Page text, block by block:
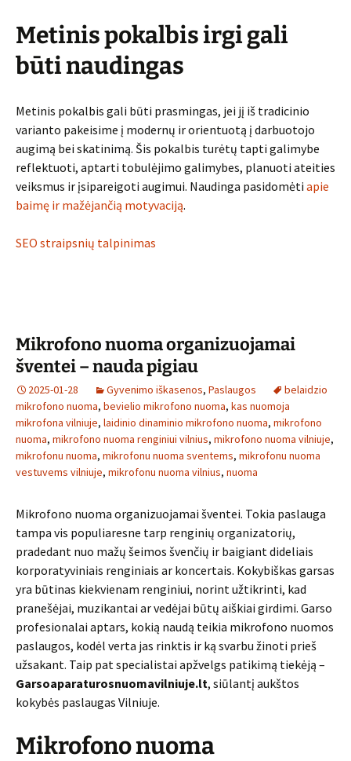
Metinis pokalbis irgi gali
būti naudingas
Metinis pokalbis gali būti prasmingas, jei jį iš tradicinio
varianto pakeisime į modernų ir orientuotą į darbuotojo
augimą bei skatinimą. Šis pokalbis turėtų tapti galimybe
reflektuoti, aptarti tobulėjimo galimybes, planuoti ateities
veiksmus ir įsipareigoti augimui. Naudinga pasidomėti apie
baimę ir mažėjančią motyvaciją.
SEO straipsnių talpinimas
Mikrofono nuoma organizuojamai
šventei – nauda pigiau
2025-01-28 Gyvenimo iškasenos, Paslaugos
belaidzio
mikrofono nuoma, bevielio mikrofono nuoma, kas nuomoja
mikrofona vilniuje, laidinio dinaminio mikrofono nuoma, mikrofono
nuoma, mikrofono nuoma renginiui vilnius, mikrofono nuoma vilniuje,
mikrofonu nuoma, mikrofonu nuoma sventems, mikrofonu nuoma
vestuvems vilniuje, mikrofonu nuoma vilnius, nuoma
Mikrofono nuoma organizuojamai šventei. Tokia paslauga
tampa vis populiaresne tarp renginių organizatorių,
pradedant nuo mažų šeimos švenčių ir baigiant dideliais
korporatyviniais renginiais ar koncertais. Kokybiškas garsas
yra būtinas kiekvienam renginiui, norint užtikrinti, kad
pranešėjai, muzikantai ar vedėjai būtų aiškiai girdimi. Garso
profesionalai aptars, kokią naudą teikia mikrofono nuomos
paslaugos, kodėl verta jas rinktis ir ką svarbu žinoti prieš
užsakant. Taip pat specialistai apžvelgs patikimą tiekėją –
Garsoaparaturosnuomavilniuje.lt, siūlantį aukštos
kokybės paslaugas Vilniuje.
Mikrofono nuoma